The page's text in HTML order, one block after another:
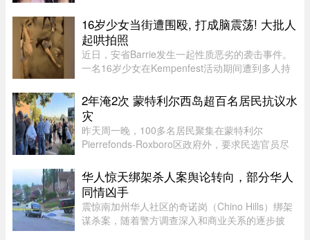
急调查其安全审查程序，以查明外国势力可能是如
何渗透进入政府体系的。 ...
16岁少女当街遭围殴, 打成脑震荡! 大批人
起哄拍照
近日，安省Barrie发生一起性质恶劣的袭击事件。
一名16岁少女在Kempenfest活动期间遭到多人持
批年轻人围观、起哄和拍摄，却迟迟没有人上前制
止。据CTV新闻报道，事件发 ...
2年淹2次 蒙特利尔西岛超百名居民抗议水
灾
昨天周一晚，100多名居民聚集在蒙特利尔
Pierrefonds-Roxboro区政府外，要求民选官员尽
水侵袭以来，该区举行的首次市政委员会会议。居
民表示，自己已经花费数万甚至数十 ...
华人惊天绑架杀人案舆论转向，部分华人
同情凶手
震惊南加州华人社区的奇诺岗（Chino Hills）绑架
谋杀案，随着警方调查深入和商业关系的逐步披